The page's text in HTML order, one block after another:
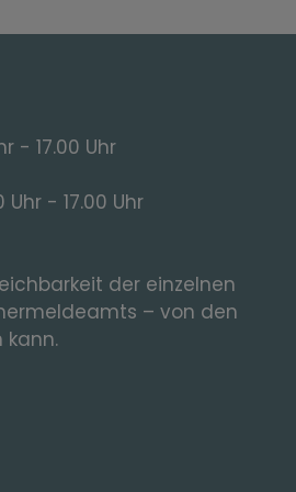
- 17.00 Uhr
Uhr - 17.00 Uhr
der einzelnen
– von den